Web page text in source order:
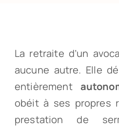
La retraite d’un
aucune autre. Elle
entièrement
obéit à ses propres
prestation de